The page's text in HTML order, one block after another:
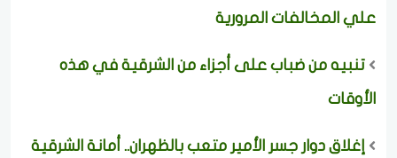
علي المخالفات المرورية
تنبيه من ضباب على أجزاء من الشرقية في هذه
الأوقات
إغلاق دوار جسر الأمير متعب بالظهران.. أمانة الشرقية